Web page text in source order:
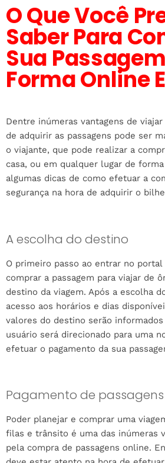
O Que Você
Saber Para
Sua
Forma Online
Dentre inúmeras vantagens de
de adquirir as passagens pode ser
o viajante, que pode realizar a
casa, ou em qualquer lugar de
algumas dicas de como efetuar a
segurança na hora de adquirir o
A escolha do destino
O primeiro passo ao entrar no portal
comprar a passagem para viajar de
destino da viagem. Após a escolha
acesso aos horários e dias
valores do destino serão
usuário será direcionado para uma
efetuar o pagamento da sua
Pagamento de
Poder planejar e comprar uma
filas e trânsito é uma das inúmeras
pela compra de passagens online.